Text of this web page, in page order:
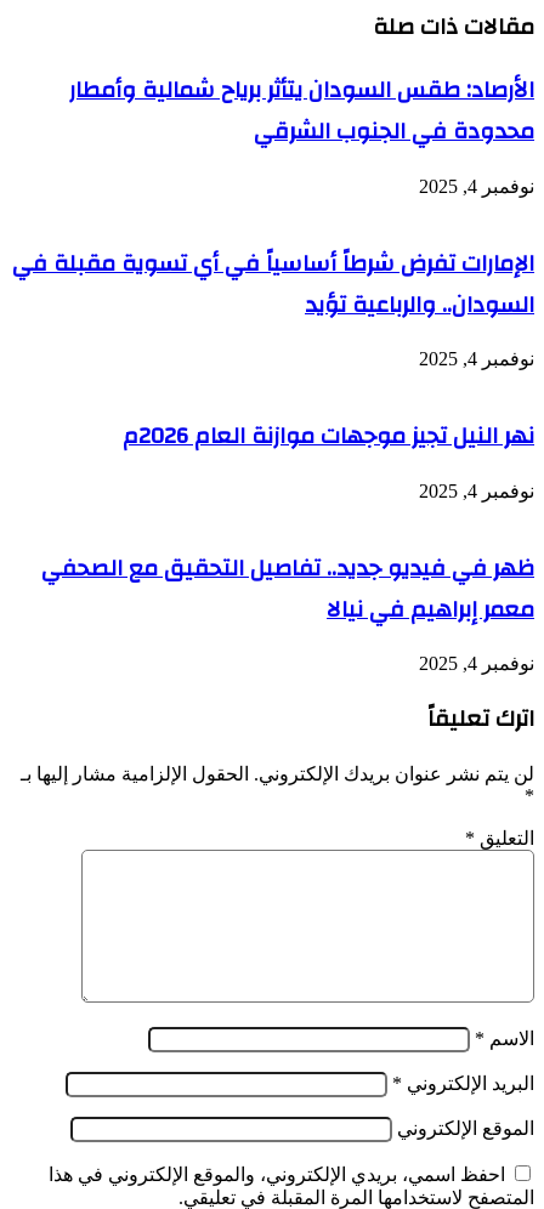
مقالات ذات صلة
الأرصاد: طقس السودان يتأثر برياح شمالية وأمطار
محدودة في الجنوب الشرقي
نوفمبر 4, 2025
الإمارات تفرض شرطاً أساسياً في أي تسوية مقبلة في
السودان.. والرباعية تؤيد
نوفمبر 4, 2025
نهر النيل تجيز موجهات موازنة العام 2026م
نوفمبر 4, 2025
ظهر في فيديو جديد.. تفاصيل التحقيق مع الصحفي
معمر إبراهيم في نيالا
نوفمبر 4, 2025
اترك تعليقاً
لن يتم نشر عنوان بريدك الإلكتروني. الحقول الإلزامية مشار إليها بـ
*
التعليق *
الاسم *
البريد الإلكتروني *
الموقع الإلكتروني
احفظ اسمي، بريدي الإلكتروني، والموقع الإلكتروني في هذا
المتصفح لاستخدامها المرة المقبلة في تعليقي.